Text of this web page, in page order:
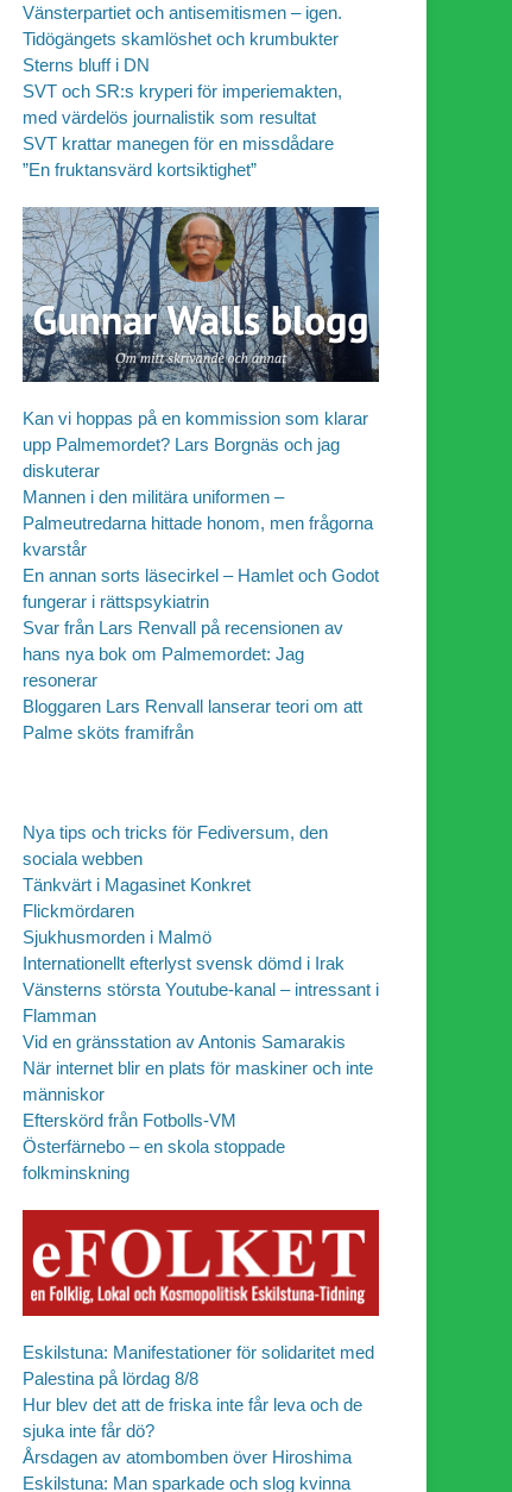
Vänsterpartiet och antisemitismen – igen.
Tidögängets skamlöshet och krumbukter
Sterns bluff i DN
SVT och SR:s kryperi för imperiemakten,
med värdelös journalistik som resultat
SVT krattar manegen för en missdådare
”En fruktansvärd kortsiktighet”
Kan vi hoppas på en kommission som klarar
upp Palmemordet? Lars Borgnäs och jag
diskuterar
Mannen i den militära uniformen –
Palmeutredarna hittade honom, men frågorna
kvarstår
En annan sorts läsecirkel – Hamlet och Godot
fungerar i rättspsykiatrin
Svar från Lars Renvall på recensionen av
hans nya bok om Palmemordet: Jag
resonerar
Bloggaren Lars Renvall lanserar teori om att
Palme sköts framifrån
Nya tips och tricks för Fediversum, den
sociala webben
Tänkvärt i Magasinet Konkret
Flickmördaren
Sjukhusmorden i Malmö
Internationellt efterlyst svensk dömd i Irak
Vänsterns största Youtube-kanal – intressant i
Flamman
Vid en gränsstation av Antonis Samarakis
När internet blir en plats för maskiner och inte
människor
Efterskörd från Fotbolls-VM
Österfärnebo – en skola stoppade
folkminskning
Eskilstuna: Manifestationer för solidaritet med
Palestina på lördag 8/8
Hur blev det att de friska inte får leva och de
sjuka inte får dö?
Årsdagen av atombomben över Hiroshima
Eskilstuna: Man sparkade och slog kvinna